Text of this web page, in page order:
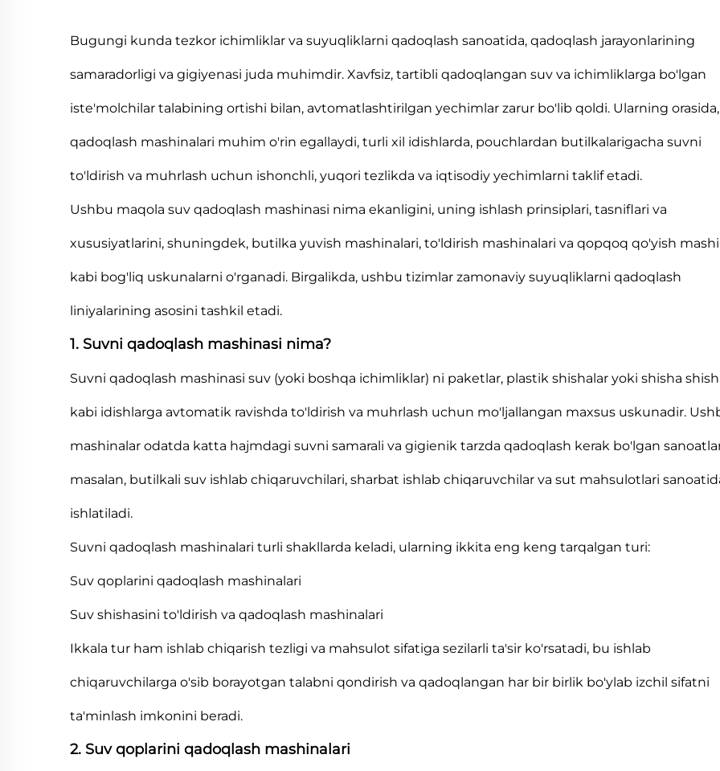
Bugungi kunda tezkor ichimliklar va suyuqliklarni qadoqlash sanoatida, qadoqlash jarayonlarining
samaradorligi va gigiyenasi juda muhimdir. Xavfsiz, tartibli qadoqlangan suv va ichimliklarga bo'lgan
iste'molchilar talabining ortishi bilan, avtomatlashtirilgan yechimlar zarur bo'lib qoldi. Ularning
qadoqlash mashinalari muhim o'rin egallaydi, turli xil idishlarda, pouchlardan butilkalarigacha suvni
to'ldirish va muhrlash uchun ishonchli, yuqori tezlikda va iqtisodiy yechimlarni taklif etadi.
Ushbu maqola suv qadoqlash mashinasi nima ekanligini, uning ishlash prinsiplari, tasniflari va
xususiyatlarini, shuningdek, butilka yuvish mashinalari, to'ldirish mashinalari va qopqoq qo'yish
kabi bog'liq uskunalarni o'rganadi. Birgalikda, ushbu tizimlar zamonaviy suyuqliklarni qadoqlash
liniyalarining asosini tashkil etadi.
1. Suvni qadoqlash mashinasi nima?
Suvni qadoqlash mashinasi suv (yoki boshqa ichimliklar) ni paketlar, plastik shishalar yoki shisha
kabi idishlarga avtomatik ravishda to'ldirish va muhrlash uchun mo'ljallangan maxsus uskunadir.
mashinalar odatda katta hajmdagi suvni samarali va gigienik tarzda qadoqlash kerak bo'lgan
masalan, butilkali suv ishlab chiqaruvchilari, sharbat ishlab chiqaruvchilar va sut mahsulotlari
ishlatiladi.
Suvni qadoqlash mashinalari turli shakllarda keladi, ularning ikkita eng keng tarqalgan turi:
Suv qoplarini qadoqlash mashinalari
Suv shishasini to'ldirish va qadoqlash mashinalari
Ikkala tur ham ishlab chiqarish tezligi va mahsulot sifatiga sezilarli ta'sir ko'rsatadi, bu ishlab
chiqaruvchilarga o'sib borayotgan talabni qondirish va qadoqlangan har bir birlik bo'ylab izchil sifatni
ta'minlash imkonini beradi.
2. Suv qoplarini qadoqlash mashinalari